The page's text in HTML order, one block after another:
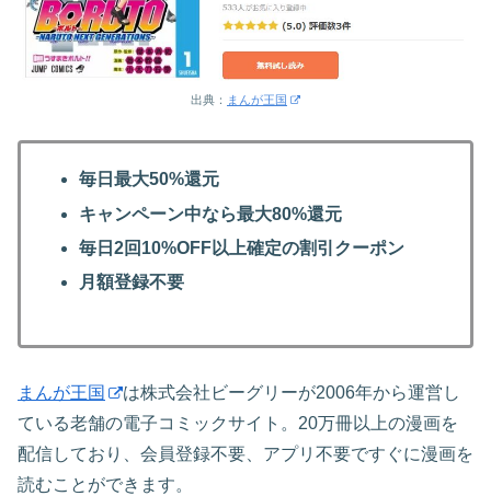
出典： まんが王国
毎日最大50%還元
キャンペーン中なら最大80%還元
毎日2回10%OFF以上確定の割引クーポン
月額登録不要
まんが王国
は株式会社ビーグリーが2006年から運営し
ている老舗の電子コミックサイト。20万冊以上の漫画を
配信しており、会員登録不要、アプリ不要ですぐに漫画を
読むことができます。